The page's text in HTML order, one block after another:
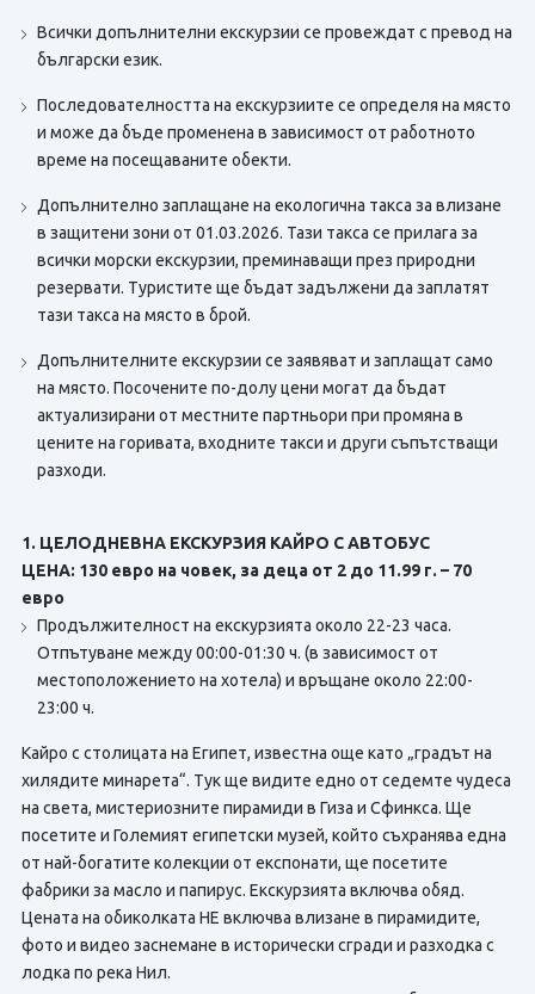
Всички допълнителни екскурзии се провеждат с превод на
български език.
Последователността на екскурзиите се определя на място
и може да бъде променена в зависимост от работното
време на посещаваните обекти.
Допълнително заплащане на екологична такса за влизане
в защитени зони от 01.03.2026. Тази такса се прилага за
всички морски екскурзии, преминаващи през природни
резервати. Туристите ще бъдат задължени да заплатят
тази такса на място в брой.
Допълнителните екскурзии се заявяват и заплащат само
на място. Посочените по-долу цени могат да бъдат
актуализирани от местните партньори при промяна в
цените на горивата, входните такси и други съпътстващи
разходи.
1. ЦЕЛОДНЕВНА ЕКСКУРЗИЯ КАЙРО С АВТОБУС
ЦЕНА: 130 евро на човек, за деца от 2 до 11.99 г. – 70
евро
Продължителност на екскурзията около 22-23 часа.
Отпътуване между 00:00-01:30 ч. (в зависимост от
местоположението на хотела) и връщане около 22:00-
23:00 ч.
Кайро с столицата на Египет, известна още като „градът на
хилядите минарета“. Тук ще видите едно от седемте чудеса
на света, мистериозните пирамиди в Гиза и Сфинкса. Ще
посетите и Големият египетски музей, който съхранява една
от най-богатите колекции от експонати, ще посетите
фабрики за масло и папирус. Екскурзията включва обяд.
Цената на обиколката НЕ включва влизане в пирамидите,
фото и видео заснемане в исторически сгради и разходка с
лодка по река Нил.